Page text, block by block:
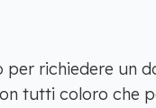
richiedere un
tutti coloro che